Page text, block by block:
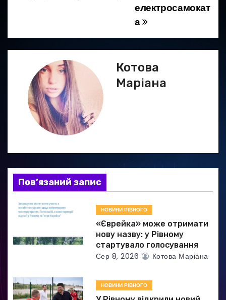
г
а
п
и
в
електросамокат
а
Котова
Маріана
Пов’язаний запис
НОВИНИ РІВНОГО
«Єврейка» може отримати
нову назву: у Рівному
стартувало голосування
Сер 8, 2026 Котова Маріана
НОВИНИ РІВНОГО